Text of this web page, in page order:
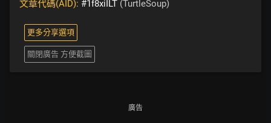
文章代碼(AID): #1f8xiILT (TurtleSoup)
更多分享選項
關閉廣告 方便截圖
廣告